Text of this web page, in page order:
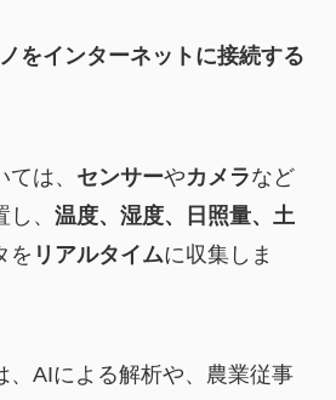
をインターネットに接続する
は、 センサーやカメラなど
、 温度、湿度、日照量、土
を リアルタイムに収集しま
、AIによる解析や、農業従事